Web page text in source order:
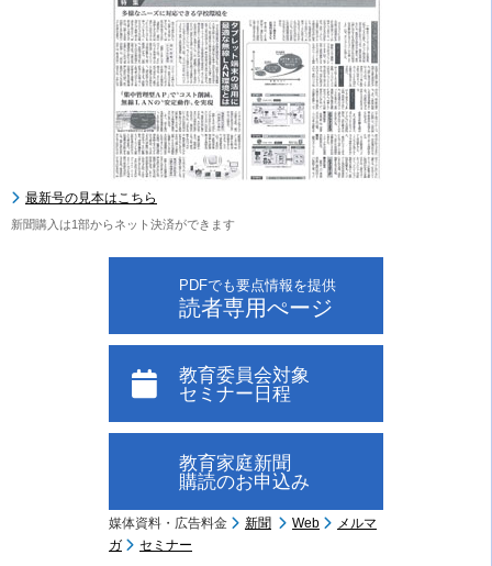
最新号の見本はこちら
新聞購入は1部からネット決済ができます
PDFでも要点情報を提供
読者専用ぺージ
教育委員会対象
セミナー日程
教育家庭新聞
購読のお申込み
媒体資料・広告料金 新聞 Web
メルマ
ガ
セミナー